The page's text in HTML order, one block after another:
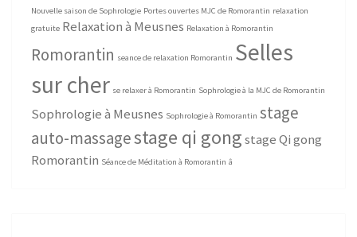
Nouvelle saison de Sophrologie Portes ouvertes MJC de Romorantin relaxation
gratuite Relaxation à Meusnes Relaxation à Romorantin
Romorantin seance de relaxation Romorantin Selles
sur cher se relaxer à Romorantin Sophrologie à la MJC de Romorantin
Sophrologie à Meusnes Sophrologie à Romorantin stage
auto-massagestage qi gongstage Qi gong
Romorantin Séance de Méditation à Romorantin â